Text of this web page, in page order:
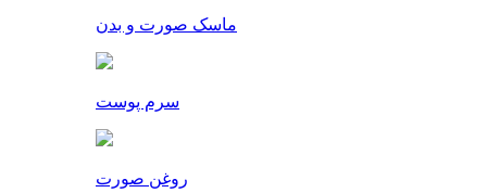
ماسک صورت و بدن
سرم پوست
روغن صورت